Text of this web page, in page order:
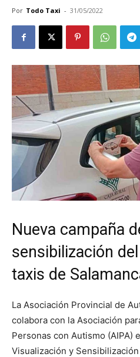
Por Todo Taxi - 31/05/2022
Nueva campaña
sensibilización
taxis de
La Asociación Provincial de
colabora con la Asociación
Personas con Autismo (AIPA)
Visualización y